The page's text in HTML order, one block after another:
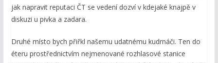
jak napravit reputaci ČT se vedení dozví v kdejaké knajpě v
diskuzi u pivka a zadara.
Druhé místo bych přiřkl našemu udatnému kudrnáči. Ten do
éteru prostřednictvím nejmenované rozhlasové stanice